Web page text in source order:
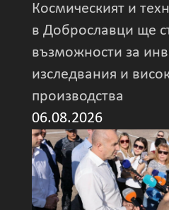
Космическият и
в Доброславци ще
възможности за
изследвания и
производства
06.08.2026